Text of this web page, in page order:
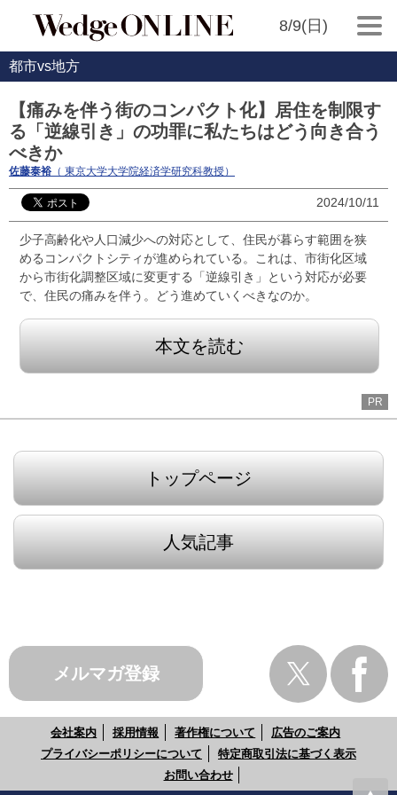
8/9(日)
都市vs地方
【痛みを伴う街のコンパクト化】居住を制限す
る「逆線引き」の功罪に私たちはどう向き合う
べきか
佐藤泰裕 （ 東京大学大学院経済学研究科教授）
2024/10/11
少子高齢化や人口減少への対応として、住民が暮らす範囲を狭
めるコンパクトシティが進められている。これは、市街化区域
から市街化調整区域に変更する「逆線引き」という対応が必要
で、住民の痛みを伴う。どう進めていくべきなのか。
本文を読む
PR
トップページ
人気記事
メルマガ登録
会社案内 採用情報 著作権について
広告のご案内
プライバシーポリシーについて
特定商取引法に基づく表示
お問い合わせ